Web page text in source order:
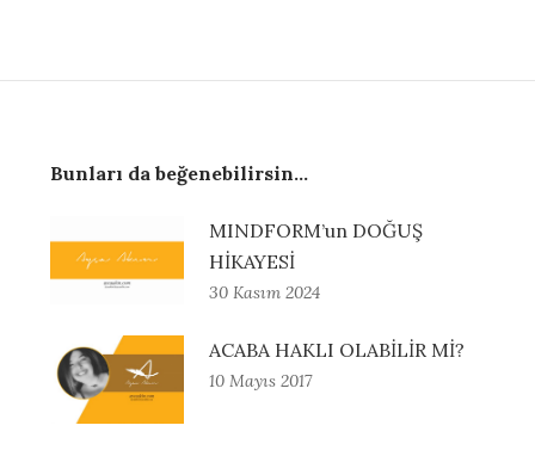
Bunları da beğenebilirsin...
MINDFORM’un DOĞUŞ
HİKAYESİ
30 Kasım 2024
ACABA HAKLI OLABİLİR Mİ?
10 Mayıs 2017